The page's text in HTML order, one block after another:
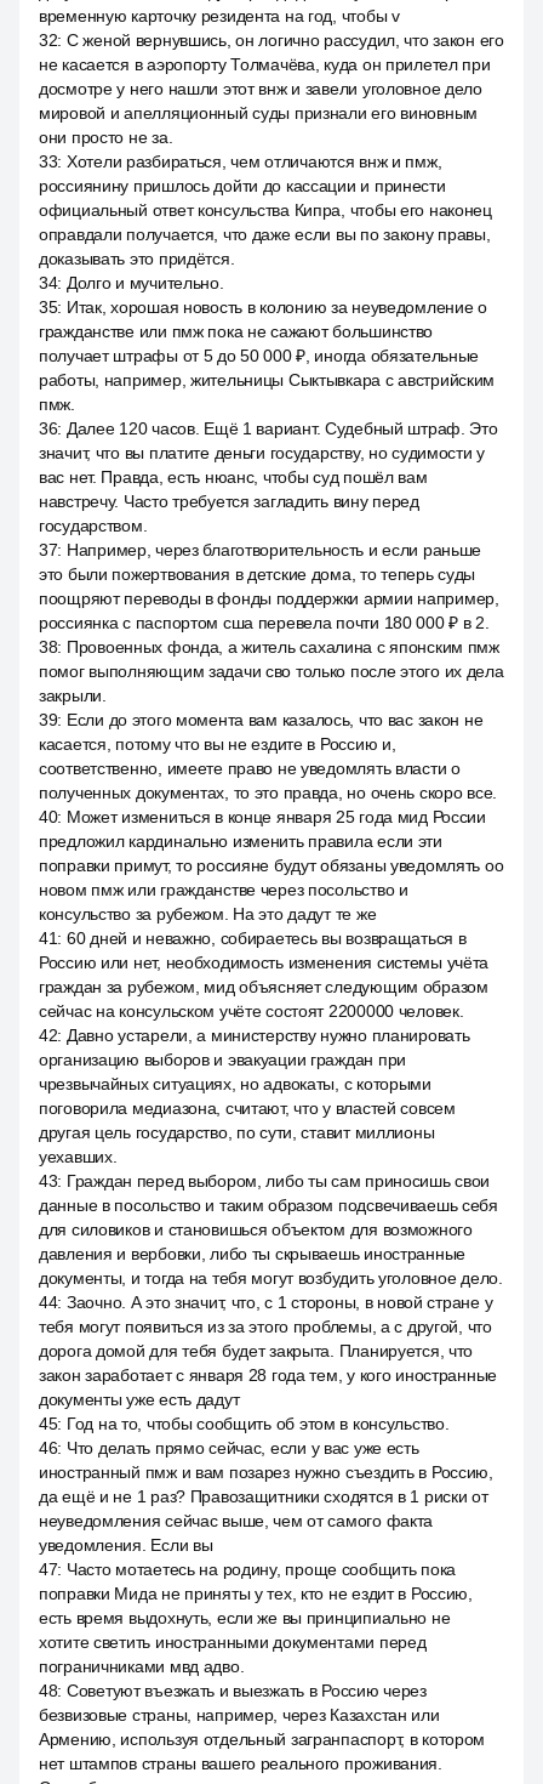
временную карточку резидента на год, чтобы v
32: С женой вернувшись, он логично рассудил, что закон его
не касается в аэропорту Толмачёва, куда он прилетел при
досмотре у него нашли этот внж и завели уголовное дело
мировой и апелляционный суды признали его виновным
они просто не за.
33: Хотели разбираться, чем отличаются внж и пмж,
россиянину пришлось дойти до кассации и принести
официальный ответ консульства Кипра, чтобы его наконец
оправдали получается, что даже если вы по закону правы,
доказывать это придётся.
34: Долго и мучительно.
35: Итак, хорошая новость в колонию за неуведомление о
гражданстве или пмж пока не сажают большинство
получает штрафы от 5 до 50 000 ₽, иногда обязательные
работы, например, жительницы Сыктывкара с австрийским
пмж.
36: Далее 120 часов. Ещё 1 вариант. Судебный штраф. Это
значит, что вы платите деньги государству, но судимости у
вас нет. Правда, есть нюанс, чтобы суд пошёл вам
навстречу. Часто требуется загладить вину перед
государством.
37: Например, через благотворительность и если раньше
это были пожертвования в детские дома, то теперь суды
поощряют переводы в фонды поддержки армии например,
россиянка с паспортом сша перевела почти 180 000 ₽ в 2.
38: Провоенных фонда, а житель сахалина с японским пмж
помог выполняющим задачи сво только после этого их дела
закрыли.
39: Если до этого момента вам казалось, что вас закон не
касается, потому что вы не ездите в Россию и,
соответственно, имеете право не уведомлять власти о
полученных документах, то это правда, но очень скоро все.
40: Может измениться в конце января 25 года мид России
предложил кардинально изменить правила если эти
поправки примут, то россияне будут обязаны уведомлять оо
новом пмж или гражданстве через посольство и
консульство за рубежом. На это дадут те же
41: 60 дней и неважно, собираетесь вы возвращаться в
Россию или нет, необходимость изменения системы учёта
граждан за рубежом, мид объясняет следующим образом
сейчас на консульском учёте состоят 2200000 человек.
42: Давно устарели, а министерству нужно планировать
организацию выборов и эвакуации граждан при
чрезвычайных ситуациях, но адвокаты, с которыми
поговорила медиазона, считают, что у властей совсем
другая цель государство, по сути, ставит миллионы
уехавших.
43: Граждан перед выбором, либо ты сам приносишь свои
данные в посольство и таким образом подсвечиваешь себя
для силовиков и становишься объектом для возможного
давления и вербовки, либо ты скрываешь иностранные
документы, и тогда на тебя могут возбудить уголовное дело.
44: Заочно. А это значит, что, с 1 стороны, в новой стране у
тебя могут появиться из за этого проблемы, а с другой, что
дорога домой для тебя будет закрыта. Планируется, что
закон заработает с января 28 года тем, у кого иностранные
документы уже есть дадут
45: Год на то, чтобы сообщить об этом в консульство.
46: Что делать прямо сейчас, если у вас уже есть
иностранный пмж и вам позарез нужно съездить в Россию,
да ещё и не 1 раз? Правозащитники сходятся в 1 риски от
неуведомления сейчас выше, чем от самого факта
уведомления. Если вы
47: Часто мотаетесь на родину, проще сообщить пока
поправки Мида не приняты у тех, кто не ездит в Россию,
есть время выдохнуть, если же вы принципиально не
хотите светить иностранными документами перед
пограничниками мвд адво.
48: Советуют въезжать и выезжать в Россию через
безвизовые страны, например, через Казахстан или
Армению, используя отдельный загранпаспорт, в котором
нет штампов страны вашего реального проживания.